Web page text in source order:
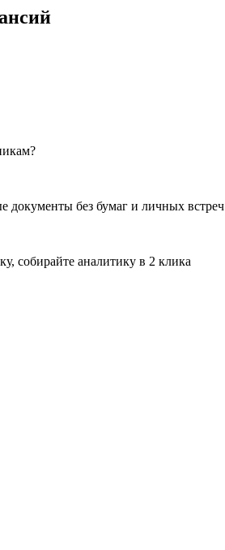
документы без бумаг и личных встреч
собирайте аналитику в 2 клика